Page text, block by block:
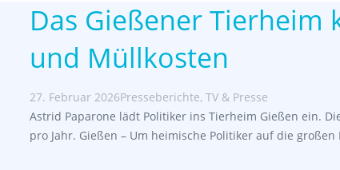
Das Gießener
und Müllkosten
27. Februar 2026Presseberichte, TV & Presse
Astrid Paparone lädt Politiker ins Tierheim Gießen ein.
pro Jahr. Gießen – Um heimische Politiker auf die